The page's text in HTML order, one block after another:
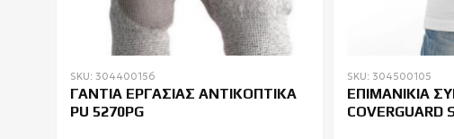
SKU: 304400156
ΓΑΝΤΙΑ ΕΡΓΑΣΙΑΣ ΑΝΤΙΚΟΠΤΙΚΑ
PU 5270PG
SKU: 304500105
ΕΠΙΜΑΝΙΚΙΑ
COVERGUARD